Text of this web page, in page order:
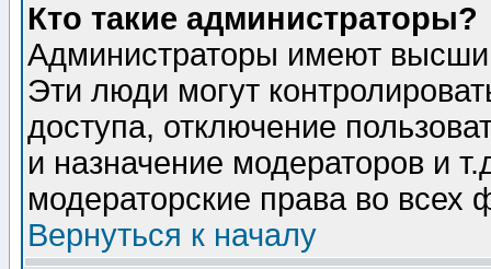
Кто такие администраторы?
Администраторы имеют
Эти люди могут
доступа, отключение
и назначение модераторов и
модераторские права во всех
Вернуться к началу